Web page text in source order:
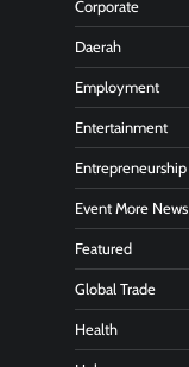
Corporate
Daerah
Employment
Entertainment
Entrepreneurship
Event More News
Featured
Global Trade
Health